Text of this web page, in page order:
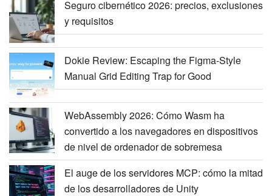
Seguro cibernético 2026: precios, exclusiones
y requisitos
Dokie Review: Escaping the Figma-Style
Manual Grid Editing Trap for Good
WebAssembly 2026: Cómo Wasm ha
convertido a los navegadores en dispositivos
de nivel de ordenador de sobremesa
El auge de los servidores MCP: cómo la mitad
de los desarrolladores de Unity